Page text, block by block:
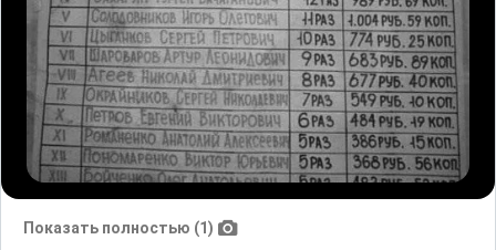
Показать полностью (1)